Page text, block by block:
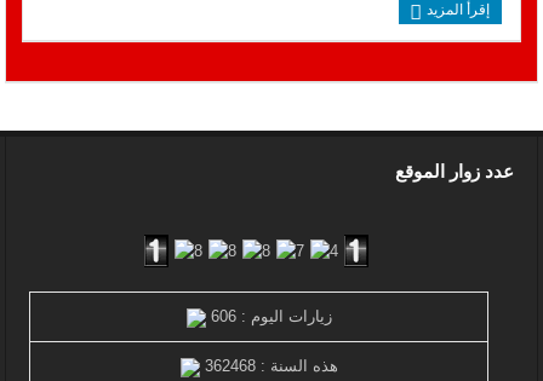
إقرأ المزيد
عدد زوار الموقع
زيارات اليوم : 606
هذه السنة : 362468